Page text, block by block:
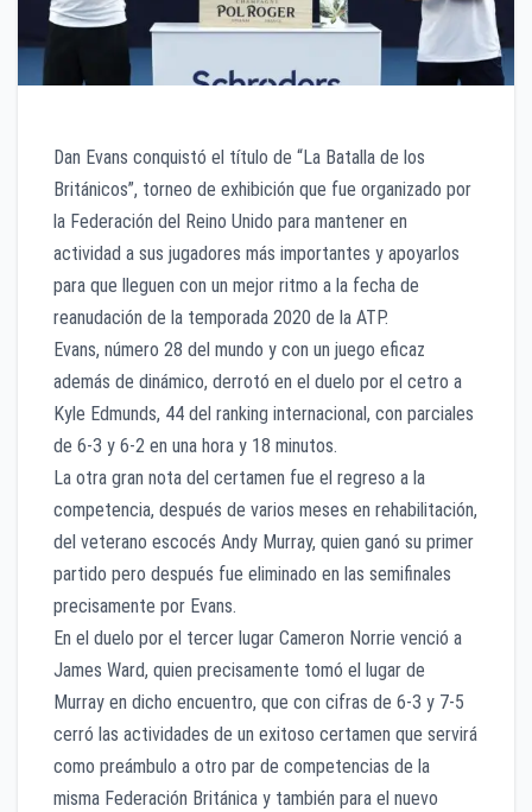
Dan Evans conquistó el título de “La Batalla de los
Británicos”, torneo de exhibición que fue organizado por
la Federación del Reino Unido para mantener en
actividad a sus jugadores más importantes y apoyarlos
para que lleguen con un mejor ritmo a la fecha de
reanudación de la temporada 2020 de la ATP.
Evans, número 28 del mundo y con un juego eficaz
además de dinámico, derrotó en el duelo por el cetro a
Kyle Edmunds, 44 del ranking internacional, con parciales
de 6-3 y 6-2 en una hora y 18 minutos.
La otra gran nota del certamen fue el regreso a la
competencia, después de varios meses en rehabilitación,
del veterano escocés Andy Murray, quien ganó su primer
partido pero después fue eliminado en las semifinales
precisamente por Evans.
En el duelo por el tercer lugar Cameron Norrie venció a
James Ward, quien precisamente tomó el lugar de
Murray en dicho encuentro, que con cifras de 6-3 y 7-5
cerró las actividades de un exitoso certamen que servirá
como preámbulo a otro par de competencias de la
misma Federación Británica y también para el nuevo